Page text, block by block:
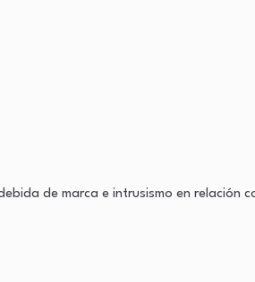
de marca e intrusismo en relación